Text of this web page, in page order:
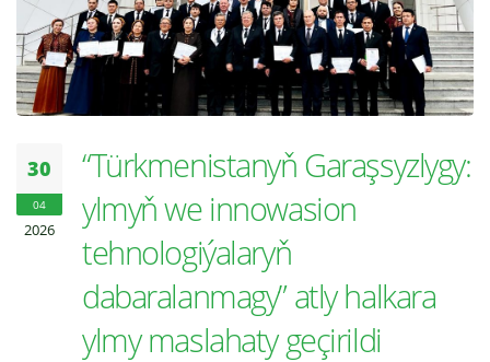
30
04
2026
“Türkmenistanyň Garaşsyzlygy:
ylmyň we innowasion
tehnologiýalaryň
dabaralanmagy” atly halkara
ylmy maslahaty geçirildi